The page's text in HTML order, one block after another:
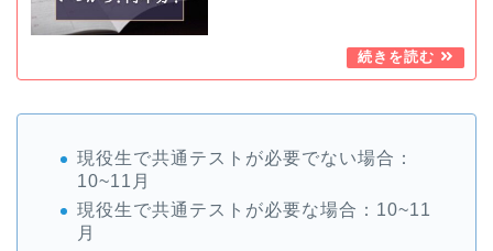
現役生で共通テストが必要でない場合：
10~11月
現役生で共通テストが必要な場合：10~11
月